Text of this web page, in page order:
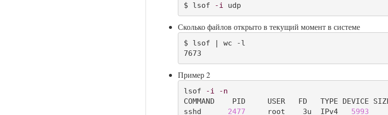
$ lsof
-i udp
Сколько файлов открыто в текущий момент в системе
$ lsof | wc -l
7673
Пример 2
lsof -i
-n
COMMAND    PID     USER   FD   TYPE DEVICE SIZE
sshd 2477
     root    3u  IPv4
5993